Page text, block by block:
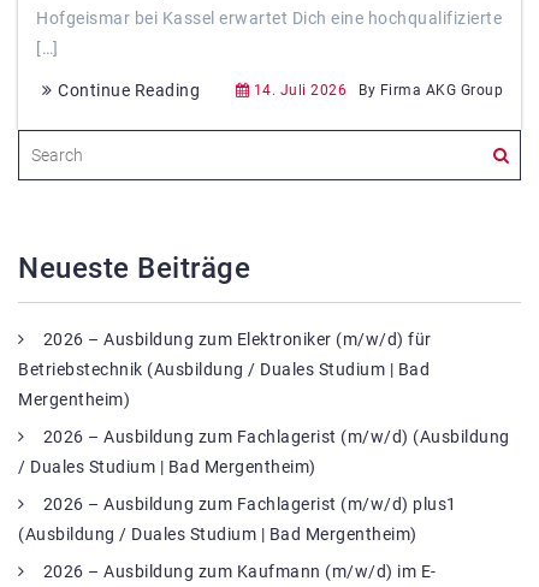
Hofgeismar bei Kassel erwartet Dich eine hochqualifizierte
[…]
Continue Reading 14. Juli 2026 By Firma AKG Group
Neueste Beiträge
2026 – Ausbildung zum Elektroniker (m/w/d) für
Betriebstechnik (Ausbildung / Duales Studium | Bad
Mergentheim)
2026 – Ausbildung zum Fachlagerist (m/w/d) (Ausbildung
/ Duales Studium | Bad Mergentheim)
2026 – Ausbildung zum Fachlagerist (m/w/d) plus1
(Ausbildung / Duales Studium | Bad Mergentheim)
2026 – Ausbildung zum Kaufmann (m/w/d) im E-